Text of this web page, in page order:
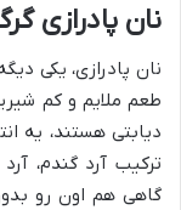
نان پادرازی
نان پادرازی، یکی
طعم ملایم و کم
دیابتی هستند، یه
ترکیب آرد گندم،
گاهی هم اون رو